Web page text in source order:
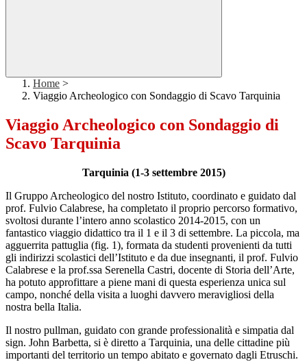
Home >
Viaggio Archeologico con Sondaggio di Scavo Tarquinia
Viaggio Archeologico con Sondaggio di
Scavo Tarquinia
Tarquinia (1-3 settembre 2015)
Il Gruppo Archeologico del nostro Istituto, coordinato e guidato dal
prof. Fulvio Calabrese, ha completato il proprio percorso formativo,
svoltosi durante l’intero anno scolastico 2014-2015, con un
fantastico viaggio didattico tra il 1 e il 3 di settembre. La piccola, ma
agguerrita pattuglia (fig. 1), formata da studenti provenienti da tutti
gli indirizzi scolastici dell’Istituto e da due insegnanti, il prof. Fulvio
Calabrese e la prof.ssa Serenella Castri, docente di Storia dell’Arte,
ha potuto approfittare a piene mani di questa esperienza unica sul
campo, nonché della visita a luoghi davvero meravigliosi della
nostra bella Italia.
Il nostro pullman, guidato con grande professionalità e simpatia dal
sign. John Barbetta, si è diretto a Tarquinia, una delle cittadine più
importanti del territorio un tempo abitato e governato dagli Etruschi.